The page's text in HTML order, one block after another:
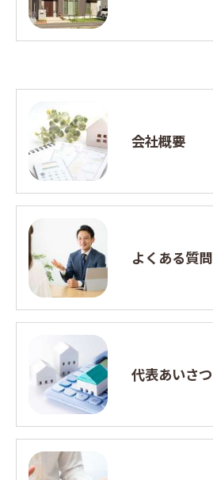
会社概要
よくある質問
代表あいさつ